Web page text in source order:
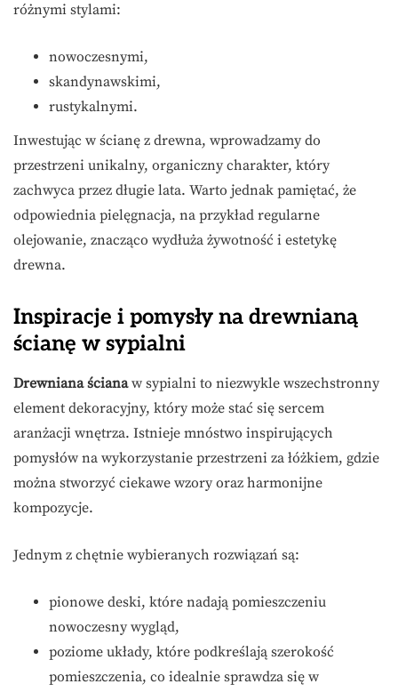
różnymi stylami:
nowoczesnymi,
skandynawskimi,
rustykalnymi.
Inwestując w ścianę z drewna, wprowadzamy do
przestrzeni unikalny, organiczny charakter, który
zachwyca przez długie lata. Warto jednak pamiętać, że
odpowiednia pielęgnacja, na przykład regularne
olejowanie, znacząco wydłuża żywotność i estetykę
drewna.
Inspiracje i pomysły na drewnianą
ścianę w sypialni
Drewniana ścianaw sypialni to niezwykle wszechstronny
element dekoracyjny, który może stać się sercem
aranżacji wnętrza. Istnieje mnóstwo inspirujących
pomysłów na wykorzystanie przestrzeni za łóżkiem, gdzie
można stworzyć ciekawe wzory oraz harmonijne
kompozycje.
Jednym z chętnie wybieranych rozwiązań są:
pionowe deski, które nadają pomieszczeniu
nowoczesny wygląd,
poziome układy, które podkreślają szerokość
pomieszczenia, co idealnie sprawdza się w